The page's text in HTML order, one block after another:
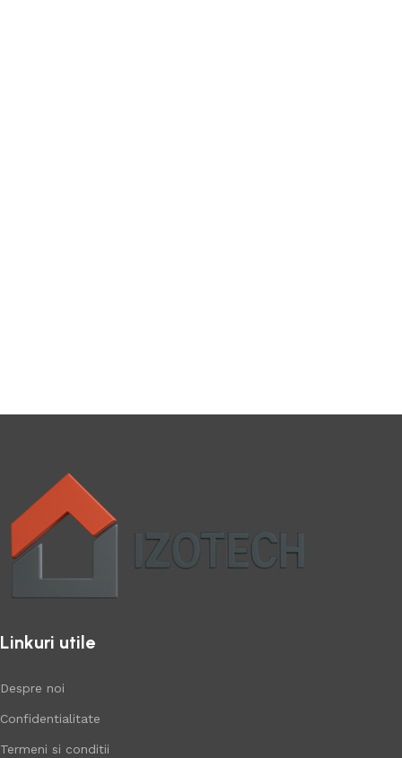
Linkuri utile
Despre noi
Confidentialitate
Termeni si conditii